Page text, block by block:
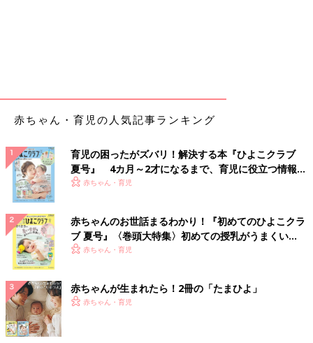
赤ちゃん・育児の人気記事ランキング
育児の困ったがズバリ！解決する本『ひよこクラブ
夏号』 4カ月～2才になるまで、育児に役立つ情報が
いっぱい！
赤ちゃん・育児
赤ちゃんのお世話まるわかり！『初めてのひよこクラ
ブ 夏号』〈巻頭大特集〉初めての授乳がうまくい
く！ おっぱい・ミルクの基本と夏のトラブル 解決テ
赤ちゃん・育児
赤ちゃんが生まれたら！2冊の「たまひよ」
赤ちゃん・育児